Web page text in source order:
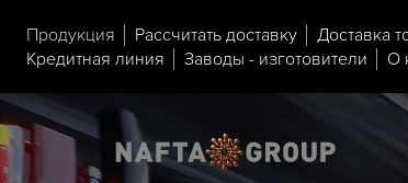
Продукция Рассчитать доставку Доставка
Кредитная линия
Заводы - изготовители О